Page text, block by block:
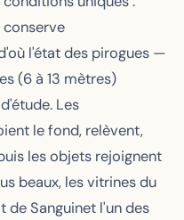
conserve
l'état des pirogues —
(6 à 13 mètres)
Les
le fond, relèvent,
les objets rejoignent
beaux, les vitrines du
de Sanguinet l'un des